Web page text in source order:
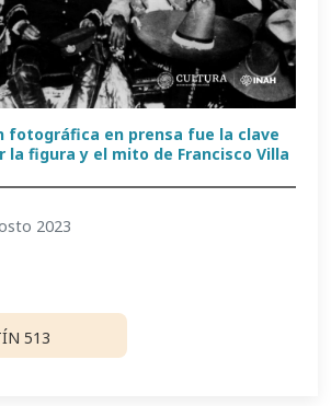
fotográfica en prensa fue la clave
la figura y el mito de Francisco Villa
2023
513